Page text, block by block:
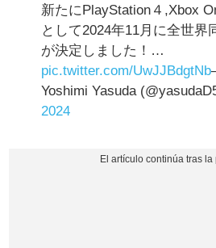
新たにPlayStation４,Xbox
として2024年11月に全世界
が決定しました！…
pic.twitter.com/UwJJBdgtNb
Yoshimi Yasuda
2024